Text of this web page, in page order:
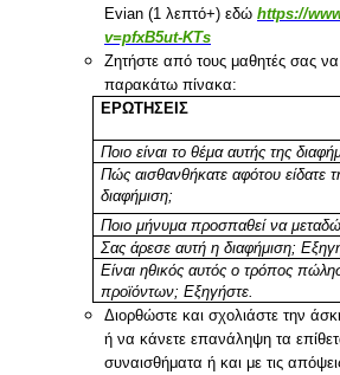
Evian (1 λεπτό+) εδώ https://
v=pfxB5ut-KTs
Ζητήστε από τους μαθητές σας
παρακάτω πίνακα:
Ε ΡΩΤΗΣΕΙΣ
Ποιο είναι το θέμα αυτής της
Πώς αισθανθήκατε αφότου είδατε
διαφήμιση;
Ποιο μήνυμα προσπαθεί να
Σας άρεσε αυτή η διαφήμιση;
Είναι ηθικός αυτός ο τρόπος
προϊόντων; Εξηγήστε
Διορθώστε και σχολιάστε την
ή να κάνετε επανάληψη τα
συναισθήματα ή και με τις